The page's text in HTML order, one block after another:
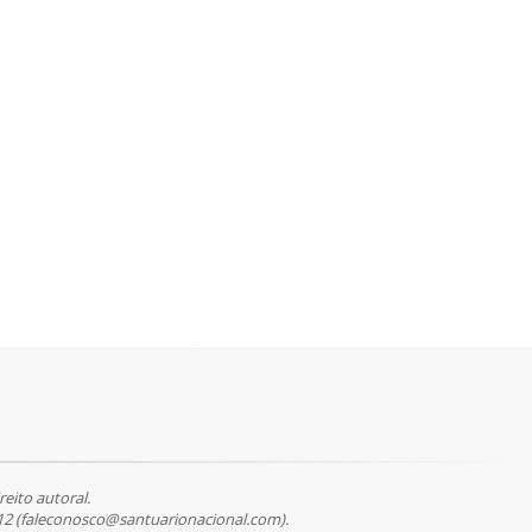
autoral.
(faleconosco@santuarionacional.com).